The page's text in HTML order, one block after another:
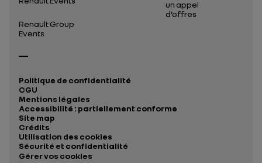
Renault Group
Events
un appel
d’offres
Politique de confidentialité
CGU
Mentions légales
Accessibilité : partiellement conforme
Site map
Crédits
Utilisation des cookies
Sécurité et confidentialité
Gérer vos cookies